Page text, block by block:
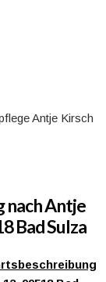
Antje Kirsch
nach Antje
Bad Sulza